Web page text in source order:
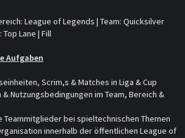
League of Legends | Team: Quicksilver
Lane | Fill
Aufgaben
Scrim,s & Matches in Liga & Cup
& Nutzungsbedingungen im Team, Bereich &
Teammitglieder bei spieltechnischen Themen
innerhalb der öffentlichen League of